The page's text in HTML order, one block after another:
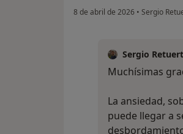
8 de abril de 2026 • Sergio
Sergio
Muchísimas
La ansiedad,
puede llegar a